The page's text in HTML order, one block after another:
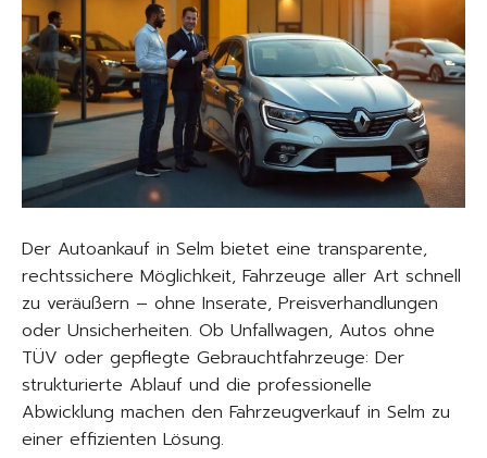
Der Autoankauf in Selm bietet eine transparente,
rechtssichere Möglichkeit, Fahrzeuge aller Art schnell
zu veräußern – ohne Inserate, Preisverhandlungen
oder Unsicherheiten. Ob Unfallwagen, Autos ohne
TÜV oder gepflegte Gebrauchtfahrzeuge: Der
strukturierte Ablauf und die professionelle
Abwicklung machen den Fahrzeugverkauf in Selm zu
einer effizienten Lösung.